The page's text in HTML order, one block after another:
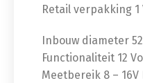
Retail verpakking
Inbouw diameter
Functionaliteit 12
Meetbereik 8 – 16V